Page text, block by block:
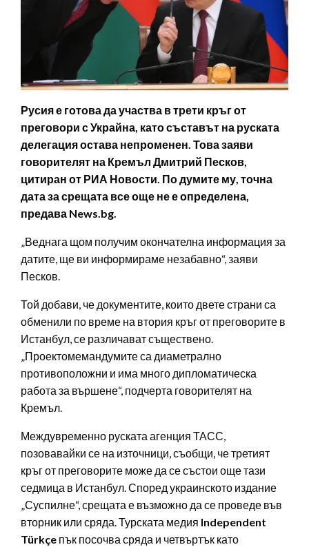
Русия е готова да участва в трети кръг от
преговори с Украйна, като съставът на руската
делегация остава непроменен. Това заяви
говорителят на Кремъл Дмитрий Песков,
цитиран от РИА Новости. По думите му, точна
дата за срещата все още не е определена,
предава News.bg.
„Веднага щом получим окончателна информация за
датите, ще ви информираме незабавно“, заяви
Песков.
Той добави, че документите, които двете страни са
обменили по време на втория кръг от преговорите в
Истанбул, се различават съществено.
„Проектомемандумите са диаметрално
противоположни и има много дипломатическа
работа за вършене“, подчерта говорителят на
Кремъл.
Междувременно руската агенция ТАСС,
позовавайки се на източници, съобщи, че третият
кръг от преговорите може да се състои още тази
седмица в Истанбул. Според украинското издание
„Суспилне“, срещата е възможно да се проведе във
вторник или сряда. Турската медия Independent
Türkçe пък посочва сряда и четвъртък като